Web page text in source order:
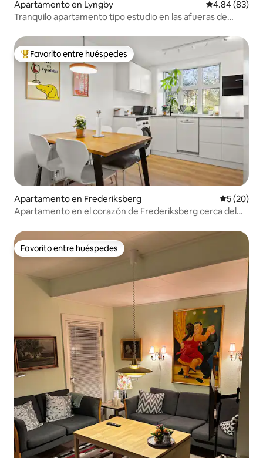
Apartamento en Lyngby Calificación
4.84 (83)
Tranquilo apartamento tipo estudio en las afueras de
Favorito entre huéspedes preferido
Favorito entre huéspedes
Apartamento en Frederiksberg
5 (20)
Apartamento en el corazón de Frederiksberg cerca del
Favorito entre huéspedes
Favorito entre huéspedes